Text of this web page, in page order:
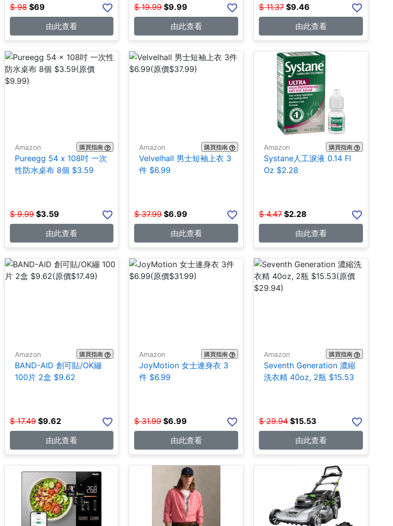
$ 98 $69
由此查看
$ 19.99 $9.99
由此查看
$ 11.37 $9.46
由此查看
Amazon 購買指南
Pureegg 54 x 108吋 一次
性防水桌布 8個 $3.59
$ 9.99 $3.59
由此查看
Amazon 購買指南
Velvelhall 男士短袖上衣 3
件 $6.99
$ 37.99 $6.99
由此查看
Amazon 購買指南
Systane人工淚液 0.14 Fl
Oz $2.28
$ 4.47 $2.28
由此查看
Amazon 購買指南
BAND-AID 創可貼/OK繃
100片 2盒 $9.62
$ 17.49 $9.62
由此查看
Amazon 購買指南
JoyMotion 女士連身衣 3
件 $6.99
$ 31.99 $6.99
由此查看
Amazon 購買指南
Seventh Generation 濃縮
洗衣精 40oz, 2瓶 $15.53
$ 29.94 $15.53
由此查看